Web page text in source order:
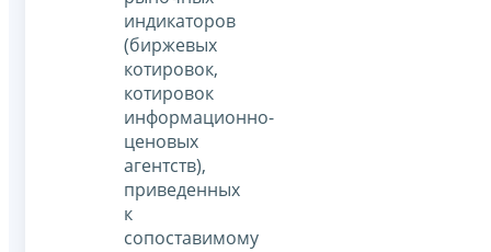
индикаторов
(биржевых
котировок,
котировок
информационно-
ценовых
агентств),
приведенных
к
сопоставимому